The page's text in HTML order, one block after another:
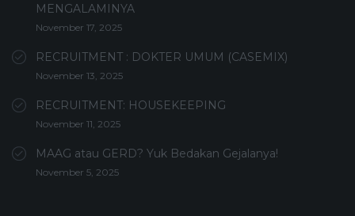
MENGALAMINYA
November 17, 2025
RECRUITMENT : DOKTER UMUM (CASEMIX)
November 13, 2025
RECRUITMENT: HOUSEKEEPING
November 11, 2025
MAAG atau GERD? Yuk Bedakan Gejalanya!
November 5, 2025